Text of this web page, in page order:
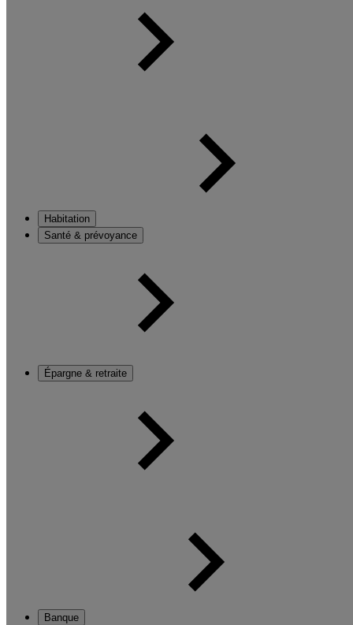
Habitation
Santé & prévoyance
Épargne & retraite
Banque